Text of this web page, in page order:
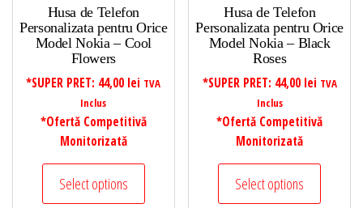
Husa de Telefon
Personalizata pentru Orice
Model Nokia – Cool
Flowers
*SUPER PRET: 44,00 lei TVA
Inclus
*Ofertă Competitivă
Monitorizată
Select options
Husa de Telefon
Personalizata pentru Orice
Model Nokia – Black
Roses
*SUPER PRET: 44,00 lei TVA
Inclus
*Ofertă Competitivă
Monitorizată
Select options